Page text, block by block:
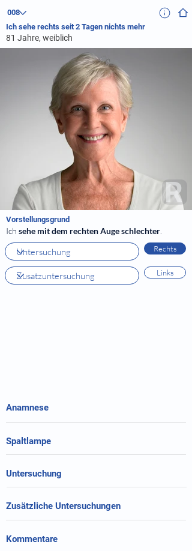
Ich sehe rechts seit 2 Tagen nichts mehr
81 Jahre, weiblich
R
Vorstellungsgrund
Ich sehe mit dem rechten Auge schlechter
Rechts
Links
Anamnese
Spaltlampe
Untersuchung
Zusätzliche Untersuchungen
Kommentare